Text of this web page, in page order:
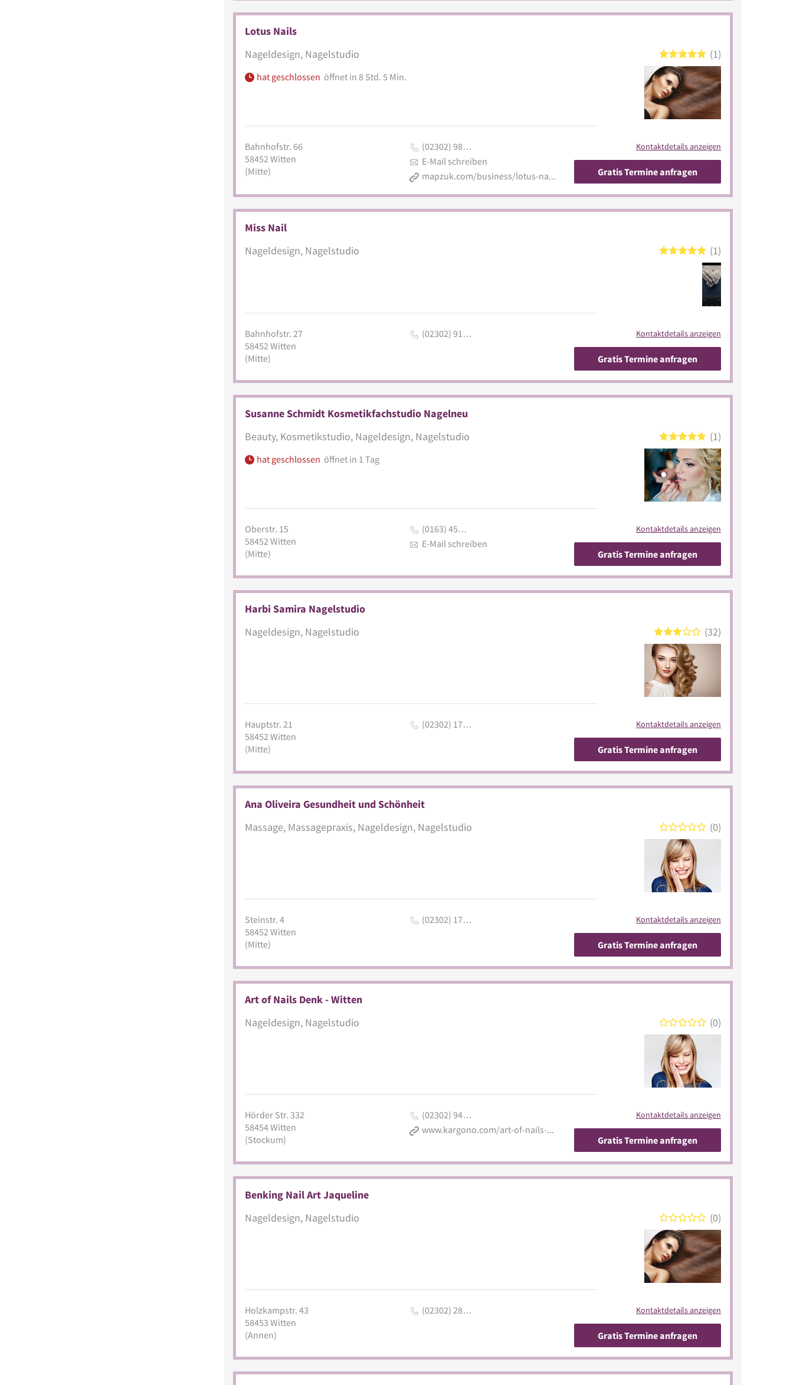
Lotus Nails
Nageldesign, Nagelstudio
hat geschlossen öffnet in 8 Std. 5 Min.
1
Bahnhofstr. 66
58452Witten
(Mitte)
(02302) 98…
E-Mail schreiben
mapzuk.com/business/lotus-nails-ExcXVOJ4
Kontaktdetails anzeigen
Gratis Termine anfragen
Miss Nail
Nageldesign, Nagelstudio
1
Bahnhofstr. 27
58452Witten
(Mitte)
(02302) 91… Kontaktdetails anzeigen
Gratis Termine anfragen
Susanne Schmidt Kosmetikfachstudio Nagelneu
Beauty, Kosmetikstudio, Nageldesign, Nagelstudio
hat geschlossen öffnet in 1 Tag
1
Oberstr. 15
58452Witten
(Mitte)
(0163) 45…
E-Mail schreiben
Kontaktdetails anzeigen
Gratis Termine anfragen
Harbi Samira Nagelstudio
Nageldesign, Nagelstudio
32
Hauptstr. 21
58452Witten
(Mitte)
(02302) 17… Kontaktdetails anzeigen
Gratis Termine anfragen
Ana Oliveira Gesundheit und Schönheit
Massage, Massagepraxis, Nageldesign, Nagelstudio
0
Steinstr. 4
58452Witten
(Mitte)
(02302) 17… Kontaktdetails anzeigen
Gratis Termine anfragen
Art of Nails Denk - Witten
Nageldesign, Nagelstudio
0
Hörder Str. 332
58454Witten
(Stockum)
(02302) 94…
www.kargono.com/art-of-nails-denk
Kontaktdetails anzeigen
Gratis Termine anfragen
Benking Nail Art Jaqueline
Nageldesign, Nagelstudio
0
Holzkampstr. 43
58453 Witten
(Annen)
(02302) 28… Kontaktdetails anzeigen
Gratis Termine anfragen